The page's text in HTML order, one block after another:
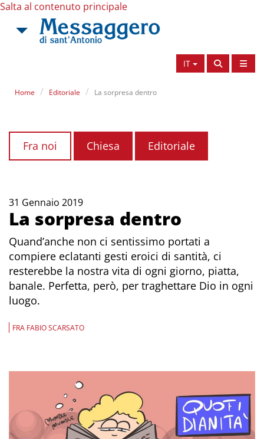
Salta al contenuto principale
IT
Home Editoriale La sorpresa dentro
Fra noi Chiesa Editoriale
31 Gennaio 2019
La sorpresa dentro
Quand’anche non ci sentissimo portati a
compiere eclatanti gesti eroici di santità, ci
resterebbe la nostra vita di ogni giorno, piatta,
banale. Perfetta, però, per traghettare Dio in ogni
luogo.
FRA FABIO SCARSATO